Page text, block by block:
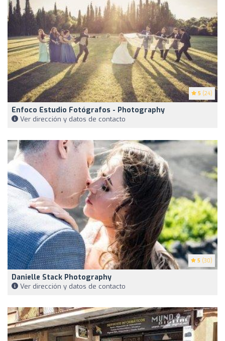
5 (24)
Enfoco Estudio Fotógrafos - Photography
Ver dirección y datos de contacto
5 (30)
Danielle Stack Photography
Ver dirección y datos de contacto